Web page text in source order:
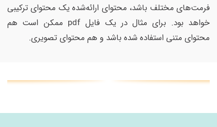
فرمت‌های مختلف باشد، محتوای ارائه‌شده یک محتوای ترکیبی
خواهد بود. برای مثال در یک فایل pdf ممکن است هم
محتوای متنی استفاده شده باشد و هم محتوای تصویری.